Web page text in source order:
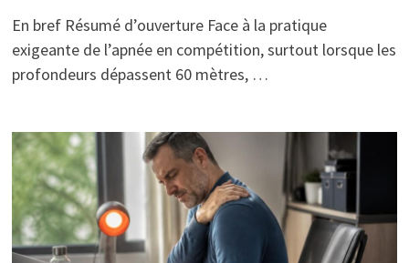
En bref Résumé d’ouverture Face à la pratique
exigeante de l’apnée en compétition, surtout lorsque les
profondeurs dépassent 60 mètres, …